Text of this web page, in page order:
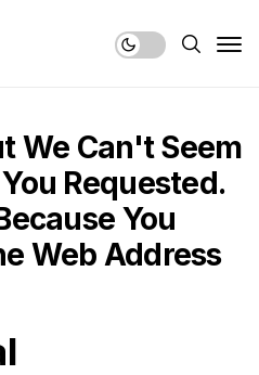
We Can't Seem
Requested.
You
Web Address